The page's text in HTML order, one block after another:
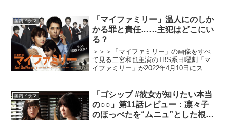
王様」と「奴隷」のような関係を築き上
げ、憎しみ合いながらも...
国内ドラマ
「マイファミリー」温人にのしか
かる罪と責任……主犯はどこにい
る？
＞＞＞「マイファミリー」の画像をすべ
て見る二宮和也主演のTBS系日曜劇「マ
イファミリー」が2022年4月10日にスタ
最悪の事態に巻き込まれて浮き彫りにな
る様々な感情や人...
国内ドラマ
「ゴシップ #彼女が知りたい本当
の○○」第11話レビュー：凛々子
のほっぺたを“ムニュ”とした根